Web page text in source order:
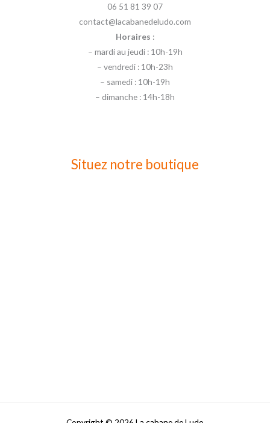
06 51 81 39 07
contact@lacabanedeludo.com
Horaires :
– mardi au jeudi : 10h-19h
– vendredi : 10h-23h
– samedi : 10h-19h
– dimanche : 14h-18h
Situez notre boutique